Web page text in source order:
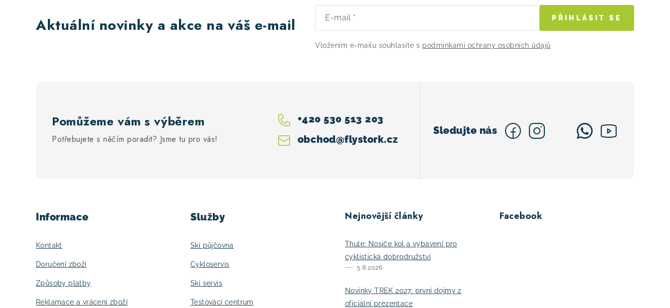
Aktuální novinky a akce na váš e-mail E-mail
Vložením e-mailu souhlasíte s podmínkami ochrany osobních údajů
PŘIHLÁSIT SE
Pomůžeme vám s výběrem
Potřebujete s něčím poradit? Jsme tu pro vás! obchod@flystork.cz
+420 530 513 203
Informace
Kontakt
Doručení zboží
Způsoby platby
Reklamace a vrácení zboží
Služby
Ski půjčovna
Cykloservis
Ski servis
Testovácí centrum
Nejnovější články
Thule: Nosiče kol a vybavení pro
cyklistická dobrodružství
5.8.2026
Novinky TREK 2027: první dojmy z
oficiální prezentace
Facebook